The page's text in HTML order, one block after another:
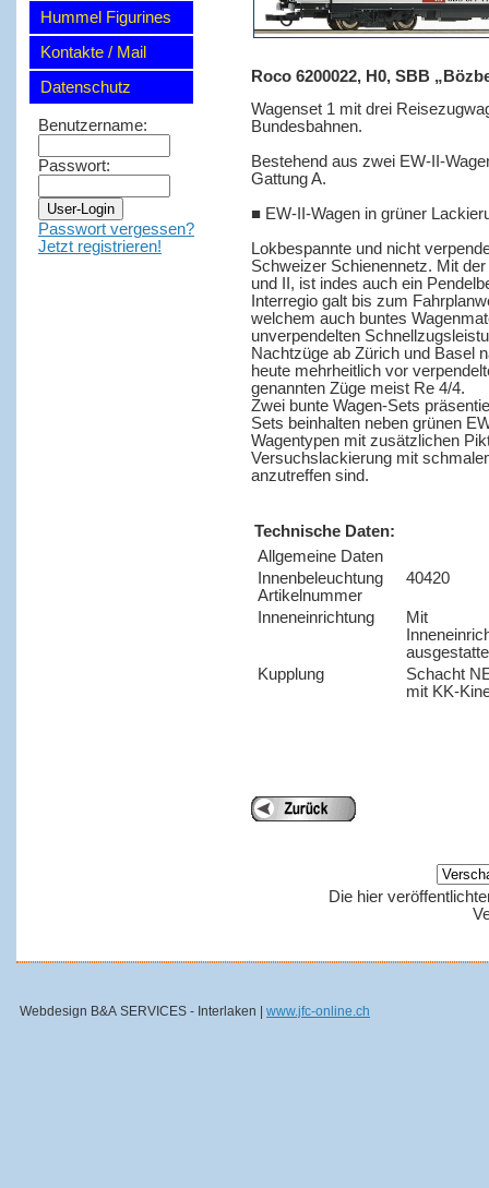
Hummel Figurines
Kontakte / Mail
Datenschutz
Benutzername:
Passwort:
Passwort vergessen?
Jetzt registrieren!
Roco 6200022, H0, SBB
Wagenset 1 mit drei
Bundesbahnen.
Bestehend aus zwei EW-II-
Gattung A.
■ EW-II-Wagen in grüner
Lokbespannte und nicht
Schweizer Schienennetz. Mit
und II, ist indes auch ein
Interregio galt bis zum
welchem auch buntes
unverpendelten
Nachtzüge ab Zürich und Basel
heute mehrheitlich vor
genannten Züge meist Re 4/4.
Zwei bunte Wagen-Sets
Sets beinhalten neben grünen
Wagentypen mit zusätzlichen
Versuchslackierung mit
anzutreffen sind.
Technische Daten:
Allgemeine Daten
Innenbeleuchtung
Artikelnummer
40420
Inneneinrichtung
Mit
Kupplung
Schacht
mit KK-
Die hier
Webdesign B&A SERVICES - Interlaken | www.jfc-online.ch